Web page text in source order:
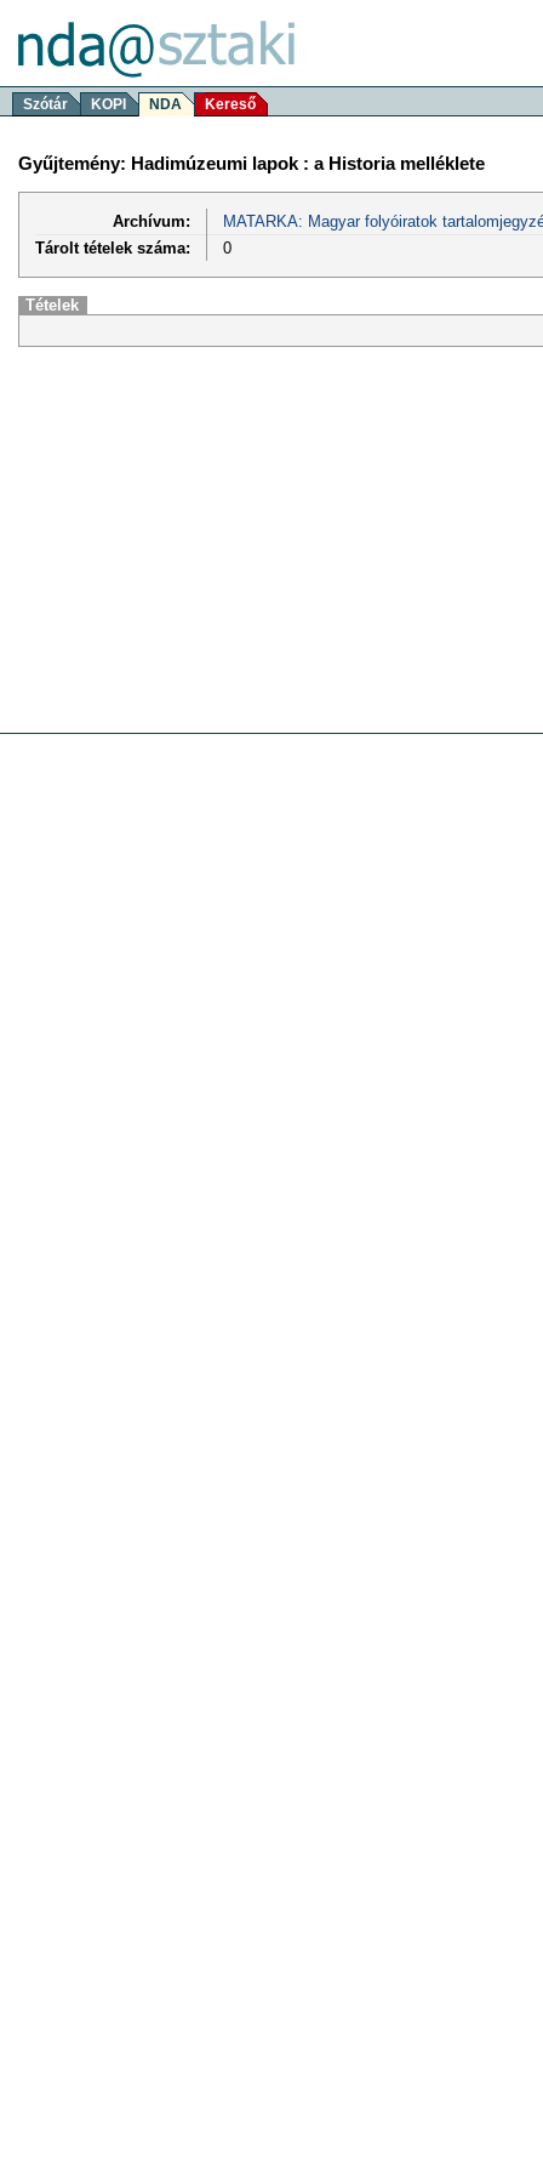
Szótár KOPI NDA Kereső
Gyűjtemény: Hadimúzeumi lapok : a Historia melléklete
Archívum:
MATARKA: Magyar folyóiratok
Tárolt tételek száma:
0
Tételek